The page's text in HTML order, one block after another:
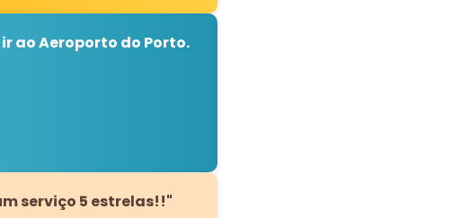
ao Aeroporto do Porto.
serviço 5 estrelas!!"